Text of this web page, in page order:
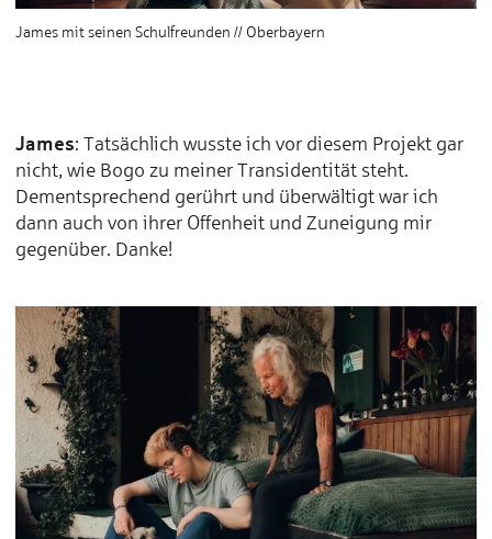
James mit seinen Schulfreunden // Oberbayern
James: Tatsächlich wusste ich vor diesem Projekt gar
nicht, wie Bogo zu meiner Transidentität steht.
Dementsprechend gerührt und überwältigt war ich
dann auch von ihrer Offenheit und Zuneigung mir
gegenüber. Danke!